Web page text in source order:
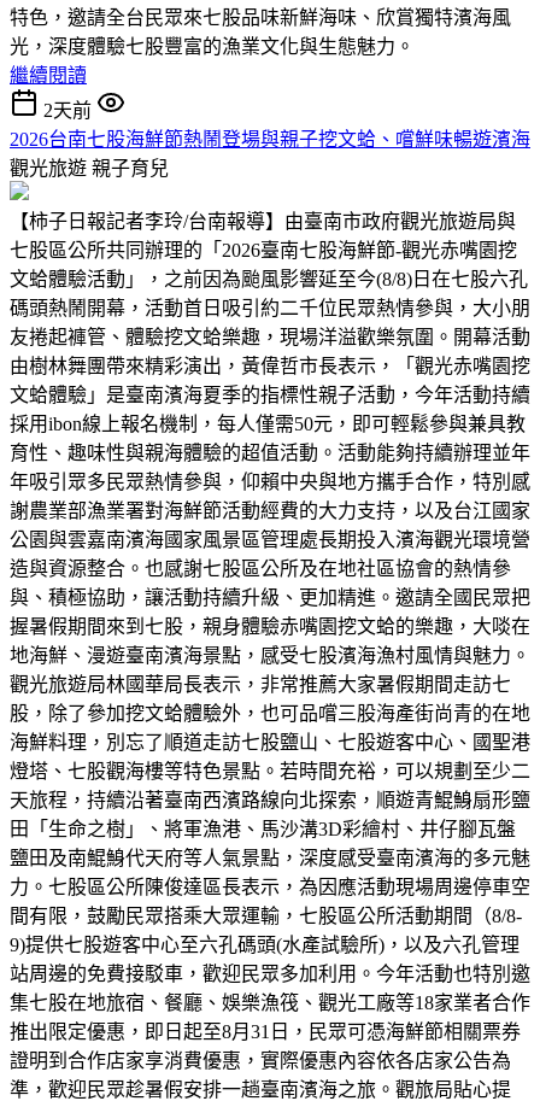
特色，邀請全台民眾來七股品味新鮮海味、欣賞獨特濱海風
光，深度體驗七股豐富的漁業文化與生態魅力。
繼續閱讀
2天前
2026台南七股海鮮節熱鬧登場與親子挖文蛤、嚐鮮味暢遊濱海
觀光旅遊 親子育兒
【柿子日報記者李玲/台南報導】由臺南市政府觀光旅遊局與
七股區公所共同辦理的「2026臺南七股海鮮節-觀光赤嘴園挖
文蛤體驗活動」，之前因為颱風影響延至今(8/8)日在七股六孔
碼頭熱鬧開幕，活動首日吸引約二千位民眾熱情參與，大小朋
友捲起褲管、體驗挖文蛤樂趣，現場洋溢歡樂氛圍。開幕活動
由樹林舞團帶來精彩演出，黃偉哲市長表示，「觀光赤嘴園挖
文蛤體驗」是臺南濱海夏季的指標性親子活動，今年活動持續
採用ibon線上報名機制，每人僅需50元，即可輕鬆參與兼具教
育性、趣味性與親海體驗的超值活動。活動能夠持續辦理並年
年吸引眾多民眾熱情參與，仰賴中央與地方攜手合作，特別感
謝農業部漁業署對海鮮節活動經費的大力支持，以及台江國家
公園與雲嘉南濱海國家風景區管理處長期投入濱海觀光環境營
造與資源整合。也感謝七股區公所及在地社區協會的熱情參
與、積極協助，讓活動持續升級、更加精進。邀請全國民眾把
握暑假期間來到七股，親身體驗赤嘴園挖文蛤的樂趣，大啖在
地海鮮、漫遊臺南濱海景點，感受七股濱海漁村風情與魅力。
觀光旅遊局林國華局長表示，非常推薦大家暑假期間走訪七
股，除了參加挖文蛤體驗外，也可品嚐三股海產街尚青的在地
海鮮料理，別忘了順道走訪七股鹽山、七股遊客中心、國聖港
燈塔、七股觀海樓等特色景點。若時間充裕，可以規劃至少二
天旅程，持續沿著臺南西濱路線向北探索，順遊青鯤鯓扇形鹽
田「生命之樹」、將軍漁港、馬沙溝3D彩繪村、井仔腳瓦盤
鹽田及南鯤鯓代天府等人氣景點，深度感受臺南濱海的多元魅
力。七股區公所陳俊達區長表示，為因應活動現場周邊停車空
間有限，鼓勵民眾搭乘大眾運輸，七股區公所活動期間（8/8-
9)提供七股遊客中心至六孔碼頭(水產試驗所)，以及六孔管理
站周邊的免費接駁車，歡迎民眾多加利用。今年活動也特別邀
集七股在地旅宿、餐廳、娛樂漁筏、觀光工廠等18家業者合作
推出限定優惠，即日起至8月31日，民眾可憑海鮮節相關票券
證明到合作店家享消費優惠，實際優惠內容依各店家公告為
準，歡迎民眾趁暑假安排一趟臺南濱海之旅。觀旅局貼心提